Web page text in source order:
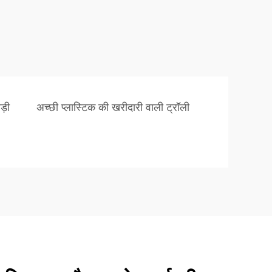
अच्छी प्लास्टिक की खरीदारी वाली ट्रॉली